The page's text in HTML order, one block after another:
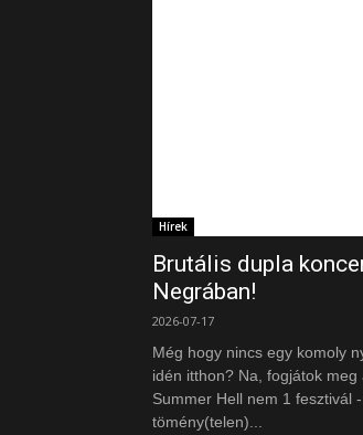
Hírek
Brutális dupla
Negrában!
2026-07-17
Még hogy nincs egy komoly
idén itthon? Na, fogjátok meg
Summer Hell nem 1 fesztivál
tömény(telen)...